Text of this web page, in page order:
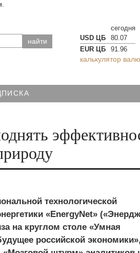
сегодня
USD ЦБ
80.07
EUR ЦБ
91.96
калькулятор
технологической
«EnergyNet»
на круглом столе «Умная
российской